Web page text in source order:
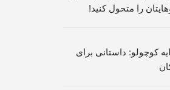
را متحول کنید!
کوچولو: داستانی برای